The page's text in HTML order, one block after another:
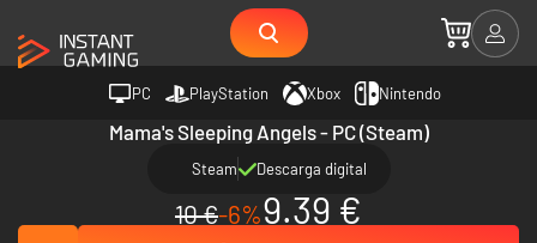
PC PlayStation Xbox Nintendo
Mama's Sleeping Angels - PC (Steam)
Steam Descarga digital
10 €-6%9.39 €